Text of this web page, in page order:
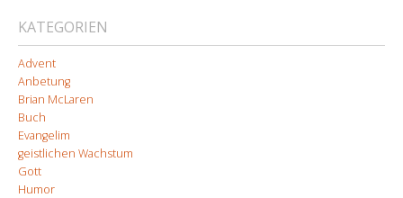
KATEGORIEN
Advent
Anbetung
Brian McLaren
Buch
Evangelim
geistlichen Wachstum
Gott
Humor